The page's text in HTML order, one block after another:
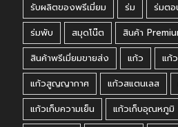
รับผลิตของพรีเมี่ยม
ร่ม
ร่มตอ
ร่มพับ
สมุดโน๊ต สินค้า
สินค้าพรีเมี่ยมขายส่ง
แก้ว
แก้
แก้วสูญญากาศ
แก้วสแตนเลส
แก้วเก็บความเย็น
แก้วเก็บอุณหภูมิ